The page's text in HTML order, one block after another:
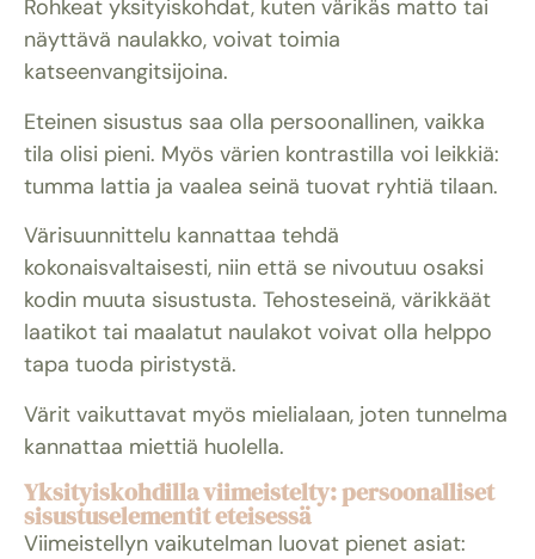
Rohkeat yksityiskohdat, kuten värikäs matto tai
näyttävä naulakko, voivat toimia
katseenvangitsijoina.
Eteinen sisustus saa olla persoonallinen, vaikka
tila olisi pieni. Myös värien kontrastilla voi leikkiä:
tumma lattia ja vaalea seinä tuovat ryhtiä tilaan.
Värisuunnittelu kannattaa tehdä
kokonaisvaltaisesti, niin että se nivoutuu osaksi
kodin muuta sisustusta. Tehosteseinä, värikkäät
laatikot tai maalatut naulakot voivat olla helppo
tapa tuoda piristystä.
Värit vaikuttavat myös mielialaan, joten tunnelma
kannattaa miettiä huolella.
Yksityiskohdilla viimeistelty: persoonalliset
sisustuselementit eteisessä
Viimeistellyn vaikutelman luovat pienet asiat: